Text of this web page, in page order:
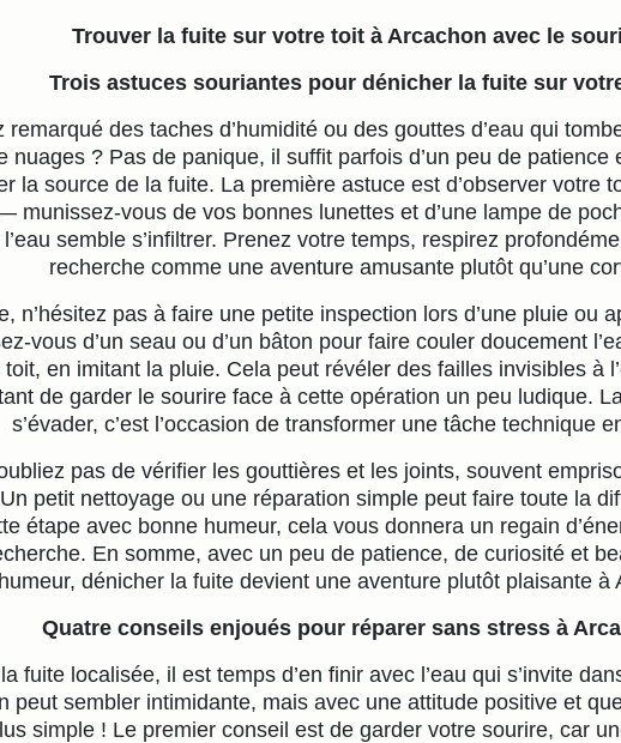
Trouver la fuite sur votre toit à Arcachon avec le
Trois astuces souriantes pour dénicher la fuite sur
remarqué des taches d’humidité ou des gouttes d’eau qui
nuages ? Pas de panique, il suffit parfois d’un peu de patience
la source de la fuite. La première astuce est d’observer votre
munissez-vous de vos bonnes lunettes et d’une lampe de
semble s’infiltrer. Prenez votre temps, respirez
recherche comme une aventure amusante plutôt qu’une
n’hésitez pas à faire une petite inspection lors d’une pluie ou
vous d’un seau ou d’un bâton pour faire couler doucement
toit, en imitant la pluie. Cela peut révéler des failles invisibles à
de garder le sourire face à cette opération un peu ludique.
s’évader, c’est l’occasion de transformer une tâche technique
pas de vérifier les gouttières et les joints, souvent
petit nettoyage ou une réparation simple peut faire toute la
étape avec bonne humeur, cela vous donnera un regain
En somme, avec un peu de patience, de curiosité et
humeur, dénicher la fuite devient une aventure plutôt plaisante à
Quatre conseils enjoués pour réparer sans stress à
fuite localisée, il est temps d’en finir avec l’eau qui s’invite
peut sembler intimidante, mais avec une attitude positive et
simple ! Le premier conseil est de garder votre sourire, car